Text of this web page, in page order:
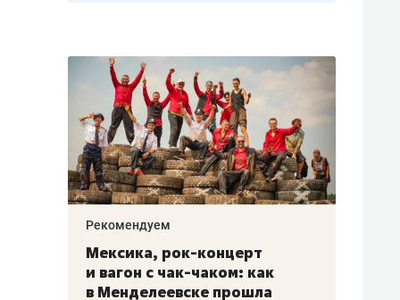
Рекомендуем
Мексика, рок-концерт
и вагон с чак-чаком: как
в Менделеевске прошла